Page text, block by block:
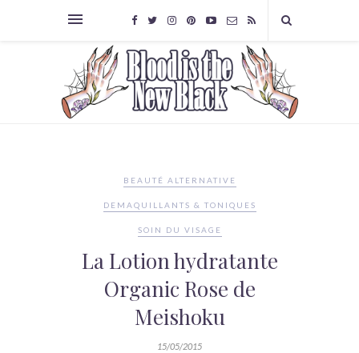
BEAUTÉ ALTERNATIVE
DEMAQUILLANTS & TONIQUES
SOIN DU VISAGE
La Lotion hydratante
Organic Rose de
Meishoku
15/05/2015